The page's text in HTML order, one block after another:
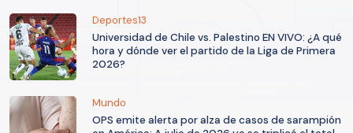
Deportes13
Universidad de Chile vs. Palestino EN VIVO: ¿A qué
hora y dónde ver el partido de la Liga de Primera
2026?
Mundo
OPS emite alerta por alza de casos de sarampión